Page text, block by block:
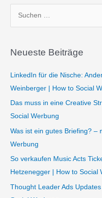
h
h
:
Neueste Beiträge
LinkedIn für die Nische:
Weinberger | How to Social
Das muss in eine Creative
Social Werbung
Was ist ein gutes Briefing? –
Werbung
So verkaufen Music Acts
Hetzenegger | How to Social
Thought Leader Ads